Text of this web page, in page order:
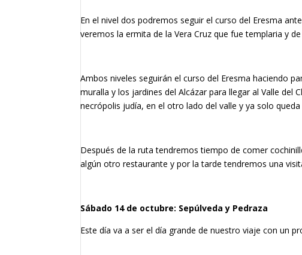
En el nivel dos podremos seguir el curso del Eresma
veremos la ermita de la Vera Cruz que fue templaria y
Ambos niveles seguirán el curso del Eresma haciendo
muralla y los jardines del Alcázar para llegar al Valle
necrópolis judía, en el otro lado del valle y ya solo
Después de la ruta tendremos tiempo de comer
algún otro restaurante y por la tarde tendremos una
Sábado 14 de octubre: Sepúlveda y Pedraza
Este día va a ser el día grande de nuestro viaje con un